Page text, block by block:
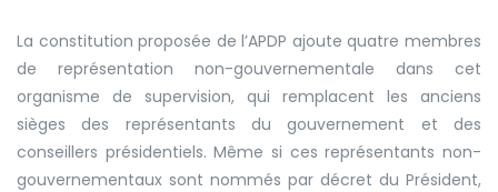
La constitution proposée de l’APDP ajoute quatre membres
de représentation non-gouvernementale dans cet
organisme de supervision, qui remplacent les anciens
sièges des représentants du gouvernement et des
conseillers présidentiels. Même si ces représentants non-
gouvernementaux sont nommés par décret du Président,